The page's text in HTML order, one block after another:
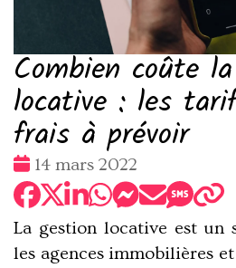
Combien coûte
locative : les
frais à prévoir
Date
:
14 mars 2022
La gestion locative est un
les agences immobilières